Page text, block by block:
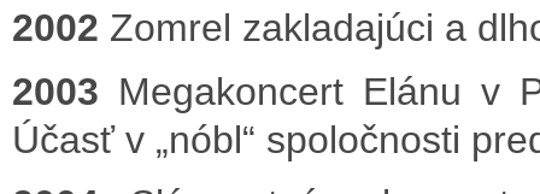
2002 Zomrel zakladajúci a
2003 Megakoncert Elánu v
Účasť v „nóbl“ spoločnosti